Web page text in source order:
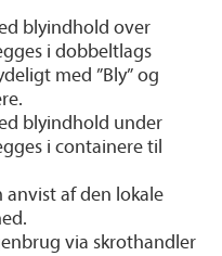
blyindhold over
i dobbeltlags
med ”Bly” og
blyindhold under
i containere til
anvist af den lokale
via skrothandler